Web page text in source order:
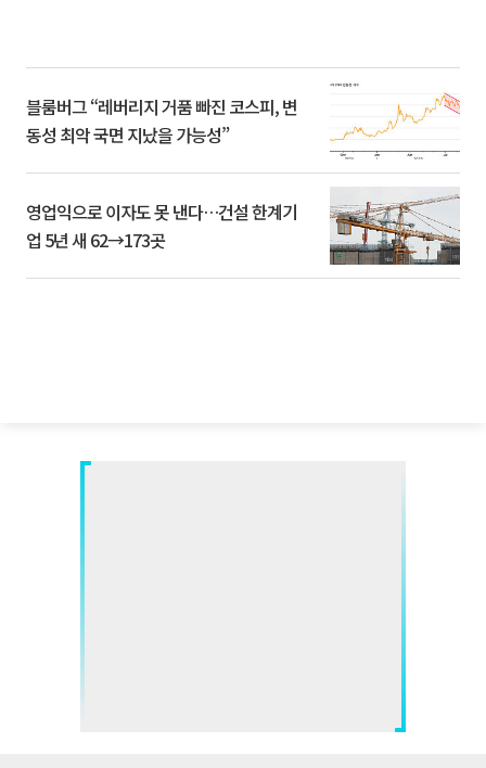
블룸버그 “레버리지 거품 빠진 코스피, 변
동성 최악 국면 지났을 가능성”
영업익으로 이자도 못 낸다…건설 한계기
업 5년 새 62→173곳